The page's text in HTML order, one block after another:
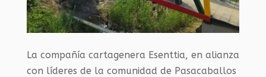
La compañía cartagenera Esenttia, en alianza
con líderes de la comunidad de Pasacaballos